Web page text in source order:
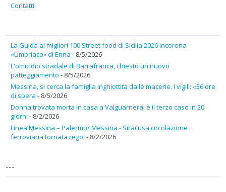
Contatti
La Guida ai migliori 100 Street food di Sicilia 2026 incorona
«Umbriaco» di Enna - 8/5/2026
L'omicidio stradale di Barrafranca, chiesto un nuovo
patteggiamento - 8/5/2026
Messina, si cerca la famiglia inghiottita dalle macerie. I vigili: «36 ore
di spera - 8/5/2026
Donna trovata morta in casa a Valguarnera, è il terzo caso in 20
giorni - 8/2/2026
Linea Messina – Palermo/ Messina - Siracusa circolazione
ferroviaria tornata regol - 8/2/2026
---